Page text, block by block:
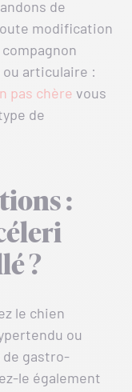
de
modification
articulaire :
pas chère vous
de
:
?
le chien
ou
de gastro-
le également